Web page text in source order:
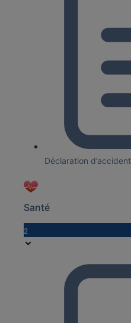
Déclaration d’accident
Santé
2